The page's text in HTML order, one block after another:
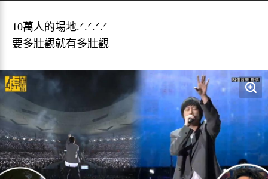
10萬人的場地.ᐟ.ᐟ.ᐟ.ᐟ
要多壯觀就有多壯觀